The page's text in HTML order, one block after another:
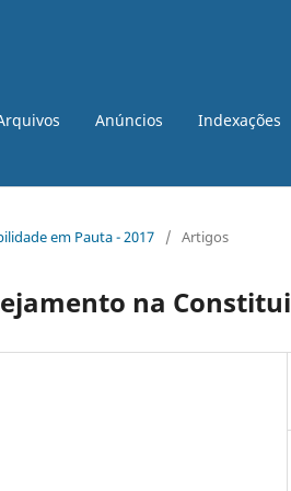
Anúncios Indexações
em Pauta - 2017 / Artigos
na